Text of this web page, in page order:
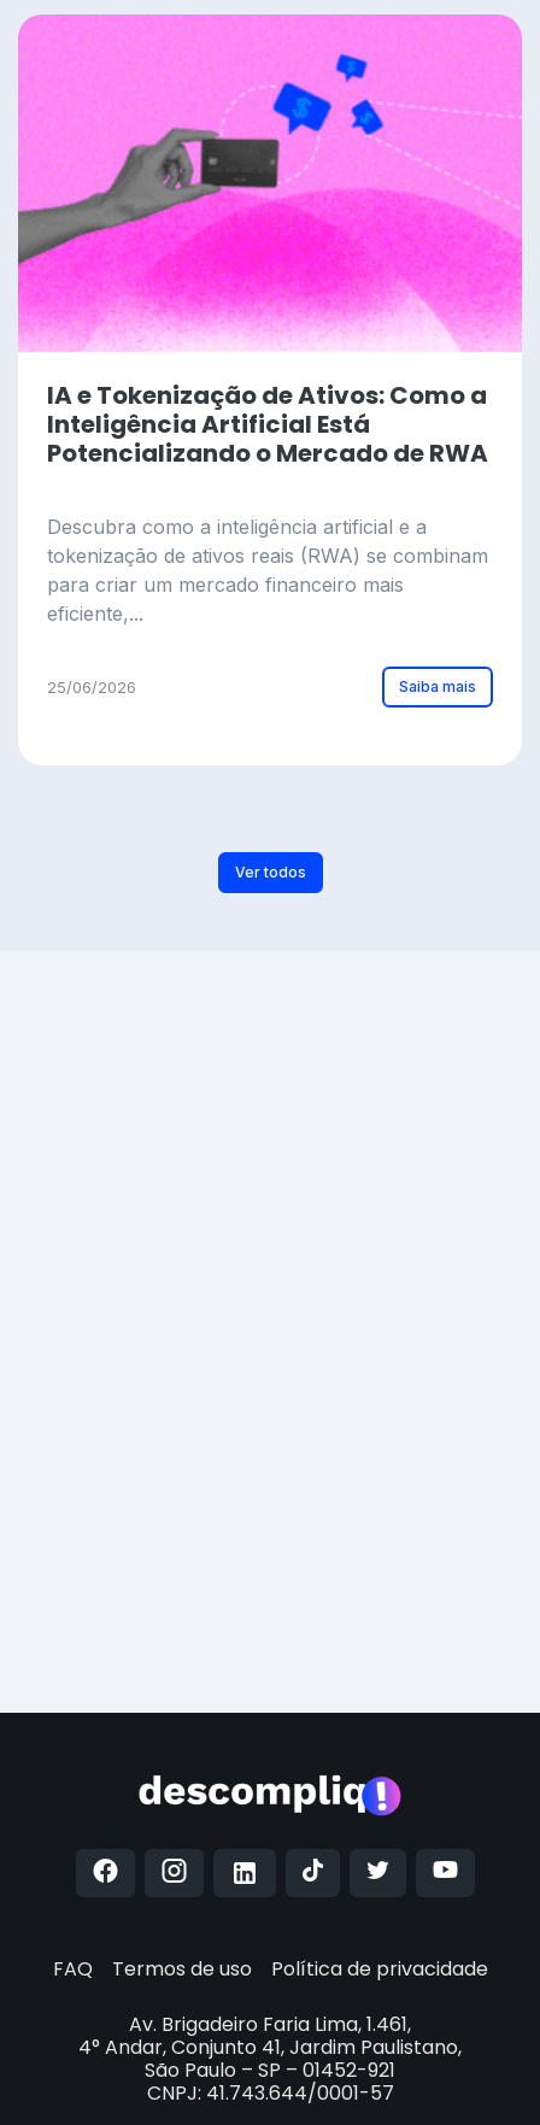
IA e Tokenização de Ativos: Como a
Inteligência Artificial Está
Potencializando o Mercado de RWA
Descubra como a inteligência artificial e a
tokenização de ativos reais (RWA) se combinam
para criar um mercado financeiro mais
eficiente,...
25/06/2026 Saiba mais
Ver todos
FAQ Termos de uso
Política de privacidade
Av. Brigadeiro Faria Lima, 1.461,
4° Andar, Conjunto 41, Jardim Paulistano,
São Paulo – SP – 01452-921
CNPJ: 41.743.644/0001-57